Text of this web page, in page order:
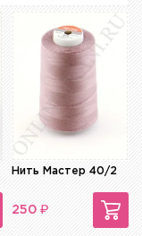
Нить Мастер 40/2
250 ₽